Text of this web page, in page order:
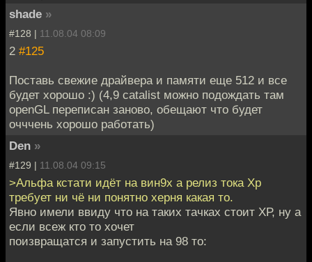
shade »
#128 | 11.08.04 08:09
2 #125
Поставь свежие драйвера и памяти еще 512 и все
будет хорошо :) (4,9 catalist можно подождать там
openGL переписан заново, обещают что будет
очччень хорошо работать)
Den »
#129 | 11.08.04 09:15
>Альфа кстати идёт на вин9х а релиз тока Хр
требует ни чё ни понятно херня какая то.
Явно имели ввиду что на таких тачках стоит ХР, ну а
если всеж кто то хочет
поизвращатся и запустить на 98 то: